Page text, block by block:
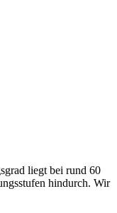
liegt bei rund 60
hindurch. Wir